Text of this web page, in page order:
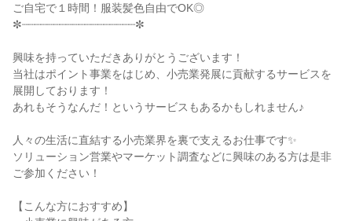
ご自宅で１時間！服装髪色自由でOK◎
✼┈┈┈┈┈┈┈┈┈┈┈┈┈┈┈┈┈┈✼
興味を持っていただきありがとうございます！
当社はポイント事業をはじめ、小売業発展に貢献するサービスを
展開しております！
あれもそうなんだ！というサービスもあるかもしれません♪
人々の生活に直結する小売業界を裏で支えるお仕事です✨
ソリューション営業やマーケット調査などに興味のある方は是非
ご参加ください！
【こんな方におすすめ】